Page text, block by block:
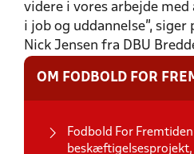
videre i vores arbejde
i job og uddannelse”,
Nick Jensen fra DBU
OM FODBOLD FOR
Fodbold For